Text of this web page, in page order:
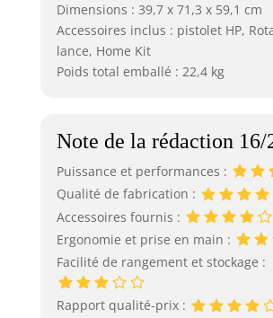
Dimensions : 39,7 x 71,3 x 59,1 cm
Accessoires inclus : pistolet HP,
lance, Home Kit
Poids total emballé : 22,4 kg
Note de la rédaction 16/
Puissance et performances :
Qualité de fabrication :
Accessoires fournis :
Ergonomie et prise en main :
Facilité de rangement et stockage :
Rapport qualité-prix :